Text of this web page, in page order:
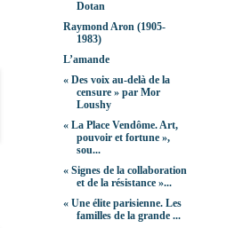
Dotan
Raymond Aron (1905-
1983)
L’amande
« Des voix au-delà de la
censure » par Mor
Loushy
« La Place Vendôme. Art,
pouvoir et fortune »,
sou...
« Signes de la collaboration
et de la résistance »...
« Une élite parisienne. Les
familles de la grande ...